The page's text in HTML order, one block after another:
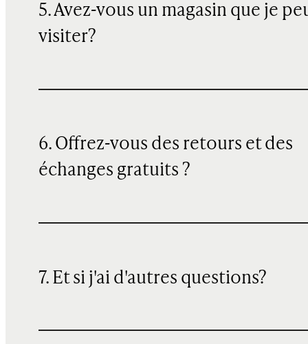
5. Avez-vous un magasin que je
visiter?
6. Offrez-vous des retours et des
échanges gratuits ?
7. Et si j'ai d'autres questions?